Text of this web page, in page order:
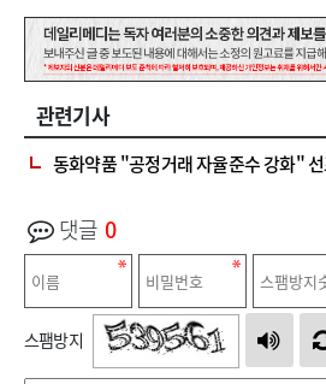
관련기사
동화약품 "공정거래 자율준수 강화"
댓글 0
스팸방지